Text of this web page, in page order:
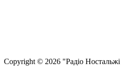
Сopyright © 2026 "Радіо